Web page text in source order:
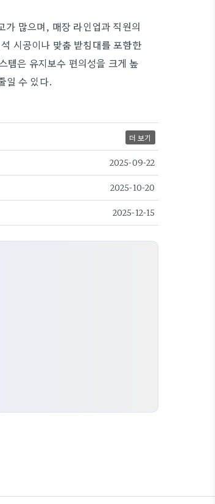
가 많으며, 매장 라인업과 직원의
시공이나 맞춤 받침대를 포함한
템은 유지보수 편의성을 크게 높
일 수 있다.
더 보기
2025-09-22
2025-10-20
2025-12-15